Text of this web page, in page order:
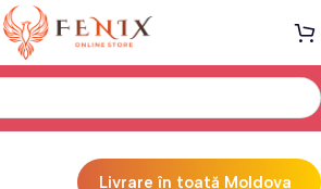
Accesorii înot
Livrare în toată Moldova